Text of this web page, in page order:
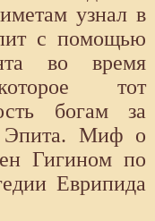
узнал в
с помощью
во время
тот
богам за
Эпита. Миф о
Гигином по
Еврипида